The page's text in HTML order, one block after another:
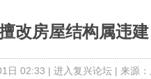
改房屋结构属违建
日 02:33 | 进入复兴论坛| 来源：